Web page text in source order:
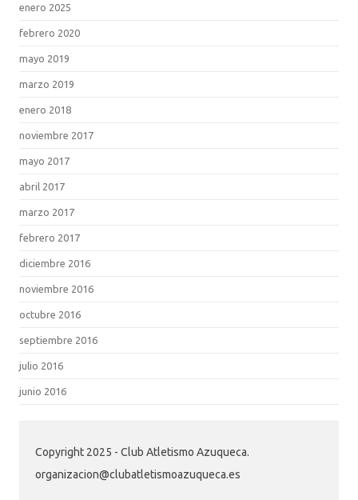
enero 2025
febrero 2020
mayo 2019
marzo 2019
enero 2018
noviembre 2017
mayo 2017
abril 2017
marzo 2017
febrero 2017
diciembre 2016
noviembre 2016
octubre 2016
septiembre 2016
julio 2016
junio 2016
Copyright 2025 - Club Atletismo Azuqueca.
organizacion@clubatletismoazuqueca.es